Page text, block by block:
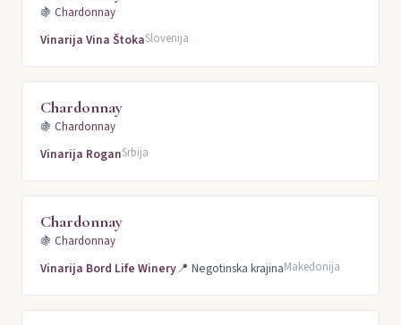
🍇 Chardonnay
Vinarija Vina ŠtokaSlovenija
Chardonnay
🍇 Chardonnay
Vinarija RoganSrbija
Chardonnay
🍇 Chardonnay
Vinarija Bord Life Winery📍 Negotinska krajinaMakedonija